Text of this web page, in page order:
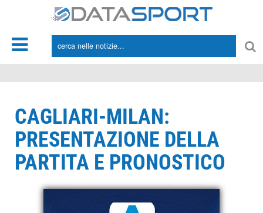
CAGLIARI-MILAN:
PRESENTAZIONE DELLA
PARTITA E PRONOSTICO